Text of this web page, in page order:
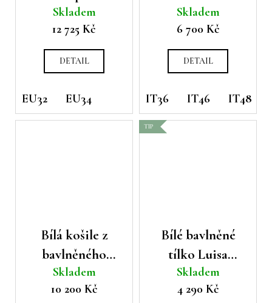
lnu
Skladem
12 725 Kč
DETAIL
EU32 EU34
s delším zadním
dílem
Skladem
6 700 Kč
DETAIL
IT36 IT46 IT48
Bílá košile z
bavlněného
popelínu a
hedvábné
Skladem
10 200 Kč
TIP
Bílé bavlněné
tílko Luisa
Cerano
Skladem
4 290 Kč